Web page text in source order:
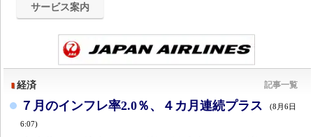
サービス案内
経済 記事一覧
７月のインフレ率2.0％、４カ月連続プラス (8月6日
6:07)